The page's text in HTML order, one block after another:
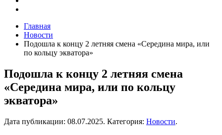
Главная
Новости
Подошла к концу 2 летняя смена «Середина мира, или
по кольцу экватора»
Подошла к концу 2 летняя смена
«Середина мира, или по кольцу
экватора»
Дата публикации: 08.07.2025. Категория: Новости.